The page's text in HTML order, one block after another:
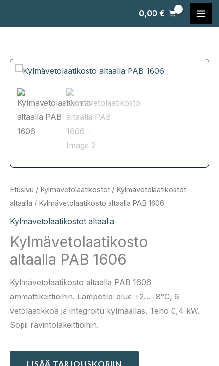
0,00€
Etusivu / Kylmävetolaatikostot / Kylmävetolaatikostot
altaalla / Kylmävetolaatikosto altaalla PAB 1606
Kylmävetolaatikostot altaalla
Kylmävetolaatikosto
altaalla PAB 1606
Kylmävetolaatikosto altaalla PAB 1606
ammattikeittiöihin. Lämpötila-alue +2…+8°C, 6
vetolaatikkoa ja integroitu kylmäallas. Teho 0,4 kW.
Sopii ravintolakeittiöihin.
LISÄÄ TARJOUSKORIIN